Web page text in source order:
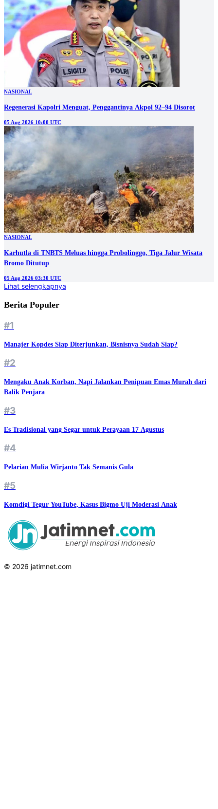
NASIONAL
Regenerasi Kapolri Menguat, Penggantinya Akpol 92–94 Disorot
05 Aug 2026 10:00 UTC
NASIONAL
Karhutla di TNBTS Meluas hingga Probolinggo, Tiga Jalur Wisata
05 Aug 2026 03:30 UTC
Lihat selengkapnya
Berita Populer
#1
Manajer Kopdes Siap Diterjunkan, Bisnisnya Sudah Siap?
#2
Mengaku Anak Korban, Napi Jalankan Penipuan Emas Murah dari
Balik Penjara
#3
Es Tradisional yang Segar untuk Perayaan 17 Agustus
#4
Pelarian Mulia Wirjanto Tak Semanis Gula
#5
Komdigi Tegur YouTube, Kasus Bigmo Uji Moderasi Anak
© 2026 jatimnet.com